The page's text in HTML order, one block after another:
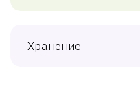
Хранение